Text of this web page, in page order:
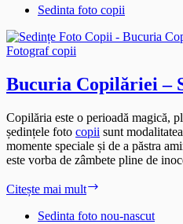
București
Îmbrățișând
Unice
Sedinta foto copii
Bucuria Copilăriei –
Copilăria este o perioadă magică,
ședințele foto copii sunt
momente speciale și de a păstra
este vorba de zâmbete pline de
Citește mai mult
–
Sedinta foto nou-nascut